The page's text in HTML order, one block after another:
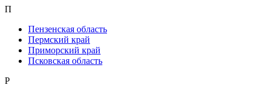
П
Пензенская область
Пермский край
Приморский край
Псковская область
Р